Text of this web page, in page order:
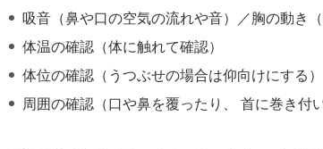
吸音（鼻や口の空気の流れや音）／胸の動き
体温の確認（体に触れて確認）
体位の確認（うつぶせの場合は仰向けにする）
周囲の確認（口や鼻を覆ったり、 首に巻き付